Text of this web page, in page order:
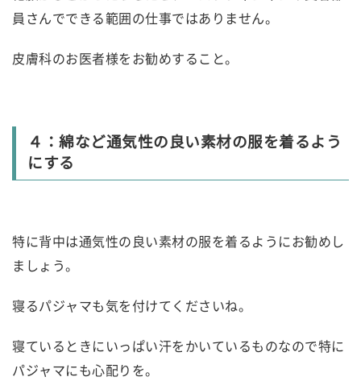
員さんでできる範囲の仕事ではありません。
皮膚科のお医者様をお勧めすること。
４：綿など通気性の良い素材の服を着るよう
にする
特に背中は通気性の良い素材の服を着るようにお勧めし
ましょう。
寝るパジャマも気を付けてくださいね。
寝ているときにいっぱい汗をかいているものなので特に
パジャマにも心配りを。